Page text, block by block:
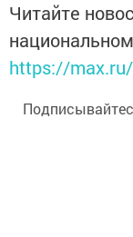
Читайте
https://